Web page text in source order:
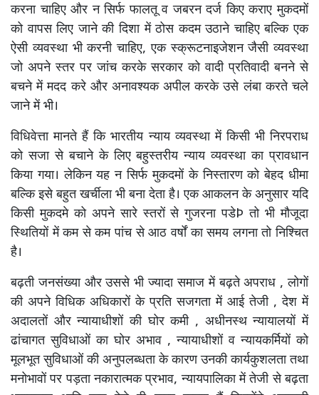
करना चाहिए और न सिर्फ फालतू व जबरन दर्ज किए कराए मुकदमों
को वापस लिए जाने की दिशा में ठोस कदम उठाने चाहिए बल्कि एक
ऐसी व्यवस्था भी करनी चाहिए, एक स्क्रूटनाइजेशन जैसी व्यवस्था
जो अपने स्तर पर जांच करके सरकार को वादी प्रतिवादी बनने से
बचने में मदद करे और अनावश्यक अपील करके उसे लंबा करते चले
जाने में भी।
विधिवेत्ता मानते हैं कि भारतीय न्याय व्यवस्था में किसी भी निरपराध
को सजा से बचाने के लिए बहुस्तरीय न्याय व्यवस्था का प्रावधान
किया गया। लेकिन यह न सिर्फ मुकदमों के निस्तारण को बेहद धीमा
बल्कि इसे बहुत खर्चीला भी बना देता है। एक आकलन के अनुसार यदि
किसी मुकदमे को अपने सारे स्तरों से गुजरना पडेÞ तो भी मौजूदा
स्थितियों में कम से कम पांच से आठ वर्षों का समय लगना तो निश्चित
है।
बढ़ती जनसंख्या और उससे भी ज्यादा समाज में बढ़ते अपराध , लोगों
की अपने विधिक अधिकारों के प्रति सजगता में आई तेजी , देश में
अदालतों और न्यायाधीशों की घोर कमी , अधीनस्थ न्यायालयों में
ढांचागत सुविधाओं का घोर अभाव , न्यायाधीशों व न्यायकर्मियों को
मूलभूत सुविधाओं की अनुपलब्धता के कारण उनकी कार्यकुशलता तथा
मनोभावों पर पड़ता नकारात्मक प्रभाव, न्यायपालिका में तेजी से बढ़ता